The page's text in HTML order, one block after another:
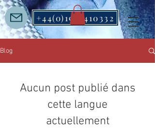
+44(0)1912410332
Blog
Aucun post publié dans
cette langue
actuellement